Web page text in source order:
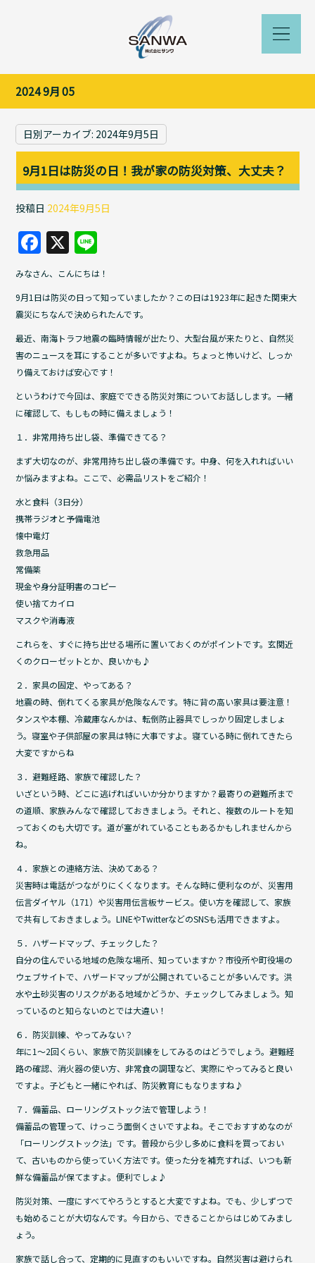
2024 9月 05
日別アーカイブ: 2024年9月5日
9月1日は防災の日！我が家の防災対策、大丈夫？
投稿日 2024年9月5日
F
a
c
e
b
o
o
k
X
n
e
みなさん、こんにちは！
9月1日は防災の日って知っていましたか？この日は1923年に起きた関東大
震災にちなんで決められたんです。
最近、南海トラフ地震の臨時情報が出たり、大型台風が来たりと、自然災
害のニュースを耳にすることが多いですよね。ちょっと怖いけど、しっか
り備えておけば安心です！
というわけで今回は、家庭でできる防災対策についてお話しします。一緒
に確認して、もしもの時に備えましょう！
１．非常用持ち出し袋、準備できてる？
まず大切なのが、非常用持ち出し袋の準備です。中身、何を入れればいい
か悩みますよね。ここで、必需品リストをご紹介！
水と食料（3日分）
携帯ラジオと予備電池
懐中電灯
救急用品
常備薬
現金や身分証明書のコピー
使い捨てカイロ
マスクや消毒液
これらを、すぐに持ち出せる場所に置いておくのがポイントです。玄関近
くのクローゼットとか、良いかも♪
２．家具の固定、やってある？
地震の時、倒れてくる家具が危険なんです。特に背の高い家具は要注意！
タンスや本棚、冷蔵庫なんかは、転倒防止器具でしっかり固定しましょ
う。寝室や子供部屋の家具は特に大事ですよ。寝ている時に倒れてきたら
大変ですからね
３．避難経路、家族で確認した？
いざという時、どこに逃げればいいか分かりますか？最寄りの避難所まで
の道順、家族みんなで確認しておきましょう。それと、複数のルートを知
っておくのも大切です。道が塞がれていることもあるかもしれませんから
ね。
４．家族との連絡方法、決めてある？
災害時は電話がつながりにくくなります。そんな時に便利なのが、災害用
伝言ダイヤル（171）や災害用伝言板サービス。使い方を確認して、家族
で共有しておきましょう。LINEやTwitterなどのSNSも活用できますよ。
５．ハザードマップ、チェックした？
自分の住んでいる地域の危険な場所、知っていますか？市役所や町役場の
ウェブサイトで、ハザードマップが公開されていることが多いんです。洪
水や土砂災害のリスクがある地域かどうか、チェックしてみましょう。知
っているのと知らないのとでは大違い！
６．防災訓練、やってみない？
年に1～2回くらい、家族で防災訓練をしてみるのはどうでしょう。避難経
路の確認、消火器の使い方、非常食の調理など、実際にやってみると良い
ですよ。子どもと一緒にやれば、防災教育にもなりますね♪
７．備蓄品、ローリングストック法で管理しよう！
備蓄品の管理って、けっこう面倒くさいですよね。そこでおすすめなのが
「ローリングストック法」です。普段から少し多めに食料を買っておい
て、古いものから使っていく方法です。使った分を補充すれば、いつも新
鮮な備蓄品が保てますよ。便利でしょ♪
防災対策、一度にすべてやろうとすると大変ですよね。でも、少しずつで
も始めることが大切なんです。今日から、できることからはじめてみまし
ょう。
家族で話し合って、定期的に見直すのもいいですね。自然災害は避けられ